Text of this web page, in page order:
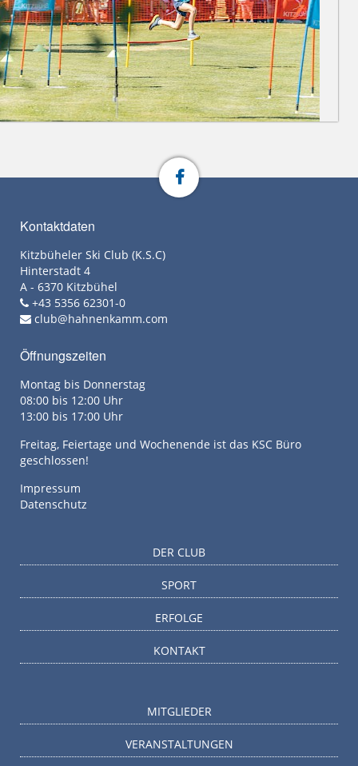
Kontaktdaten
Kitzbüheler Ski Club (K.S.C)
Hinterstadt 4
A - 6370 Kitzbühel
+43 5356 62301-0
club@hahnenkamm.com
Öffnungszeiten
Montag bis Donnerstag
08:00 bis 12:00 Uhr
13:00 bis 17:00 Uhr
Freitag, Feiertage und Wochenende ist das KSC Büro
geschlossen!
Impressum
Datenschutz
DER CLUB
SPORT
ERFOLGE
KONTAKT
MITGLIEDER
VERANSTALTUNGEN